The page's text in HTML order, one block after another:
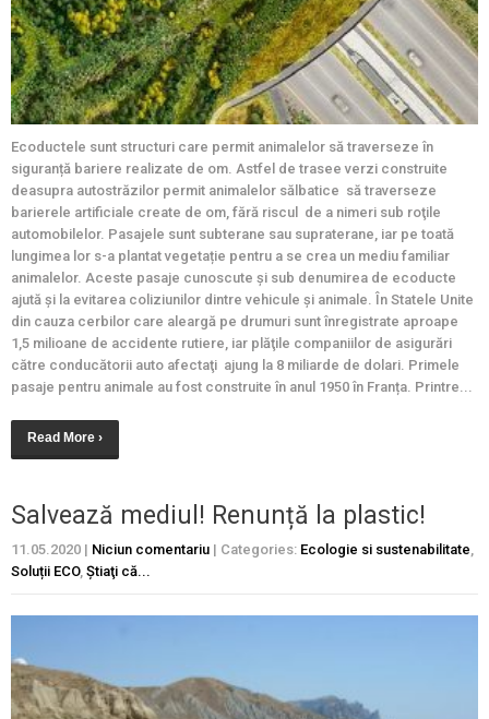
Ecoductele sunt structuri care permit animalelor să traverseze în
siguranță bariere realizate de om. Astfel de trasee verzi construite
deasupra autostrăzilor permit animalelor sălbatice să traverseze
barierele artificiale create de om, fără riscul de a nimeri sub roţile
automobilelor. Pasajele sunt subterane sau supraterane, iar pe toată
lungimea lor s-a plantat vegetație pentru a se crea un mediu familiar
animalelor. Aceste pasaje cunoscute și sub denumirea de ecoducte
ajută și la evitarea coliziunilor dintre vehicule și animale. În Statele Unite
din cauza cerbilor care aleargă pe drumuri sunt înregistrate aproape
1,5 milioane de accidente rutiere, iar plăţile companiilor de asigurări
către conducătorii auto afectaţi ajung la 8 miliarde de dolari. Primele
pasaje pentru animale au fost construite în anul 1950 în Franța. Printre...
Read More ›
Salvează mediul! Renunță la plastic!
11.05.2020 | Niciun comentariu | Categories: Ecologie si sustenabilitate
Soluții ECO, Ştiaţi că...